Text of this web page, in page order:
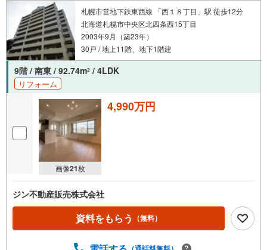
札幌市営地下鉄東西線 「西１８丁目」駅 徒歩12分
北海道札幌市中央区北四条西15丁目
2003年9月（築23年）
30戸 / 地上11階、地下1階建
9階 / 南東 / 92.74m2 / 4LDK
リフォーム
画像21枚
4,990万円
ジン不動産販売株式会社
資料をもらう （無料）